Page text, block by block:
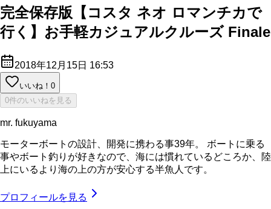
完全保存版【コスタ ネオ ロマンチカで
行く】お手軽カジュアルクルーズ Finale
2018年12月15日 16:53
いいね！ 0
0件のいいねを見る
mr. fukuyama
モーターボートの設計、開発に携わる事39年。 ボートに乗る
事やボート釣りが好きなので、海には慣れているどころか、陸
上にいるより海の上の方が安心する半魚人です。
プロフィールを見る